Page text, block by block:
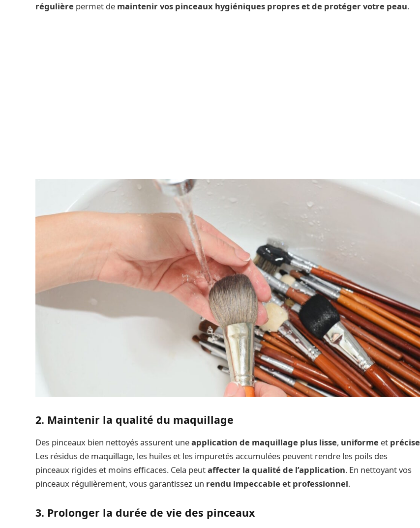
régulière permet de maintenir vos pinceaux hygiéniques propres et de protéger votre peau.
2. Maintenir la qualité du maquillage
Des pinceaux bien nettoyés assurent uneapplication de maquillage plus lisse, uniforme et précise
Les résidus de maquillage, les huiles et les impuretés accumulées peuvent rendre les poils des
pinceaux rigides et moins efficaces. Cela peutaffecter la qualité de l’application. En nettoyant vos
pinceaux régulièrement, vous garantissez un rendu impeccable et professionnel.
3. Prolonger la durée de vie des pinceaux